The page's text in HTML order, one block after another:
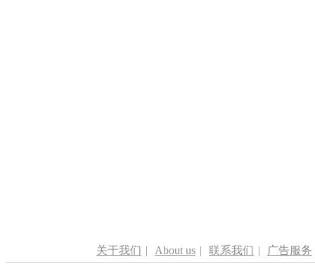
关于我们 | About us | 联系我们 | 广告服务